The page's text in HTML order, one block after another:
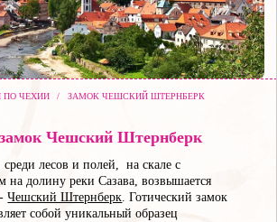
ПО ЧЕХИИ / ЗАМОК ЧЕШСКИЙ ШТЕРНБЕРК
Чешский Штернберк
лесов и полей, на скале с
на долину реки Сазава, возвышается
-Чешский Штернберк. Готический замок
собой уникальный образец